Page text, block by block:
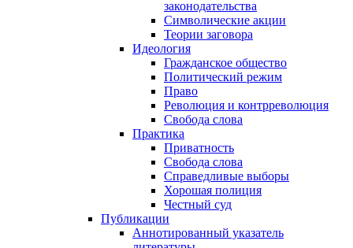
законодательства
Символические акции
Теории заговора
Идеология
Гражданское общество
Политический режим
Право
Революция и контрреволюция
Свобода слова
Практика
Приватность
Свобода слова
Справедливые выборы
Хорошая полиция
Честный суд
Публикации
Аннотированный указатель